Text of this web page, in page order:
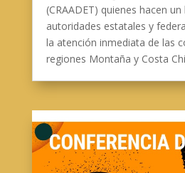
(CRAADET) quienes hacen
autoridades estatales y
la atención inmediata de las
regiones Montaña y Costa